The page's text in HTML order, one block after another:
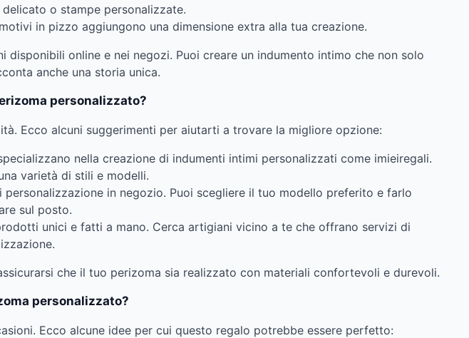
o stampe personalizzate.
in pizzo aggiungono una dimensione extra alla tua creazione.
online e nei negozi. Puoi creare un indumento intimo che non solo
anche una storia unica.
personalizzato?
Ecco alcuni suggerimenti per aiutarti a trovare la migliore opzione:
nella creazione di indumenti intimi personalizzati come imieiregali.
varietà di stili e modelli.
in negozio. Puoi scegliere il tuo modello preferito e farlo
sul posto.
unici e fatti a mano. Cerca artigiani vicino a te che offrano servizi di
che il tuo perizoma sia realizzato con materiali confortevoli e durevoli.
personalizzato?
Ecco alcune idee per cui questo regalo potrebbe essere perfetto: